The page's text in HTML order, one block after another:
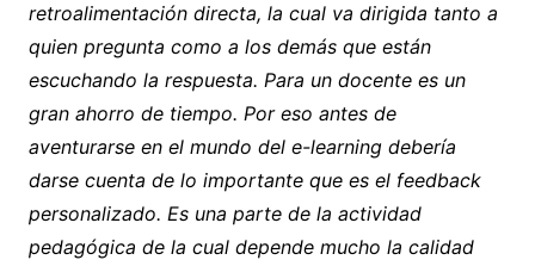
retroalimentación directa, la cual va dirigida tanto a
quien pregunta como a los demás que están
escuchando la respuesta. Para un docente es un
gran ahorro de tiempo. Por eso antes de
aventurarse en el mundo del e-learning debería
darse cuenta de lo importante que es el feedback
personalizado. Es una parte de la actividad
pedagógica de la cual depende mucho la calidad